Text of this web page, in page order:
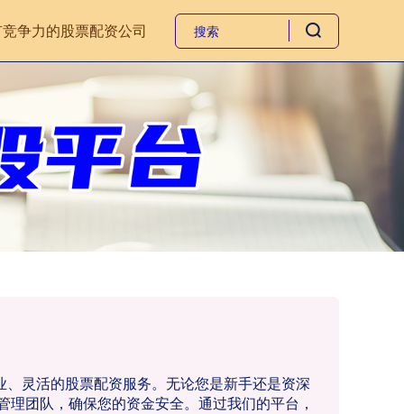
争力的股票配资公司
灵活的股票配资服务。无论您是新手还是资深
团队，确保您的资金安全。通过我们的平台，